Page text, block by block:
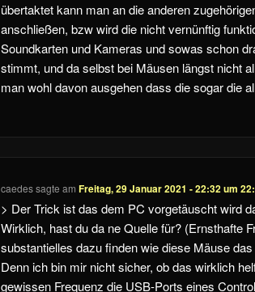
übertaktet kann man an die anderen
anschließen, bzw wird die nicht vernünftig
Soundkarten und Kameras und sowas schon
stimmt, und da selbst bei Mäusen längst nicht
man wohl davon ausgehen dass die sogar die
caedessagte am Freitag, 29 Januar 2021 - 22:32 um
> Der Trick ist das dem PC vorgetäuscht wird
Wirklich, hast du da ne Quelle für? (Ernsthafte
substantielles dazu finden wie diese Mäuse
Denn ich bin mir nicht sicher, ob das wirklich
gewissen Frequenz die USB-Ports eines